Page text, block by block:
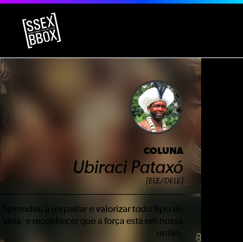
COLUNA
Ubiraci Pataxó
[ELE/DELE]
Aprendeu a respeitar e valorizar todo tipo de
vida, e reconhecer que a força está em nossa
união.